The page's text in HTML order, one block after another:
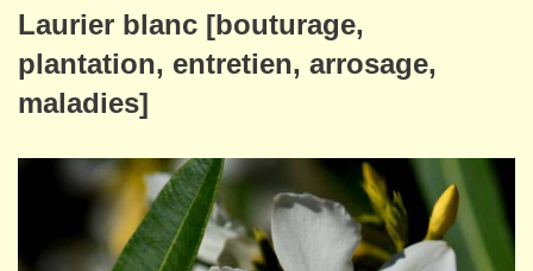
Laurier blanc [bouturage,
plantation, entretien, arrosage,
maladies]